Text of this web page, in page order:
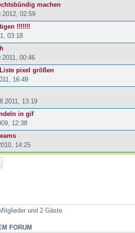
machen
02:59
!!!!!!!
03:18
00:46
pixel größen
16:49
13:19
in gif
12:38
14:25
und 2 Gäste
FORUM